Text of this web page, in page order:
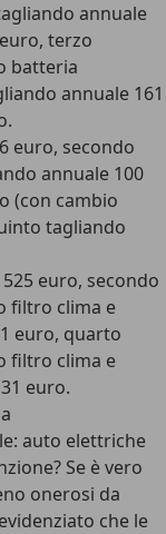
annuale
terzo
batteria
annuale 161
euro, secondo
annuale 100
(con cambio
tagliando
euro, secondo
filtro clima e
euro, quarto
filtro clima e
euro.
auto elettriche
Se è vero
onerosi da
che le